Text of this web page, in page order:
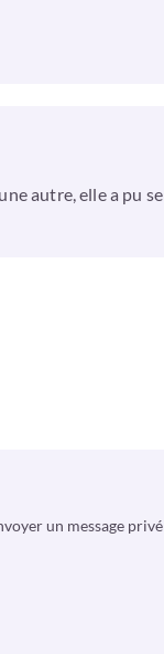
autre, elle a pu
un message